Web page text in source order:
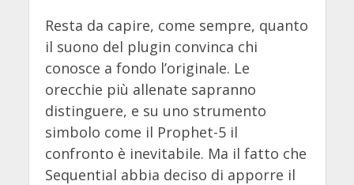
Resta da capire, come sempre, quanto
il suono del plugin convinca chi
conosce a fondo l’originale. Le
orecchie più allenate sapranno
distinguere, e su uno strumento
simbolo come il Prophet-5 il
confronto è inevitabile. Ma il fatto che
Sequential abbia deciso di apporre il